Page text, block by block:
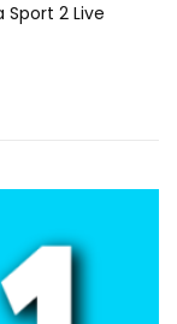
Sport 2 Live